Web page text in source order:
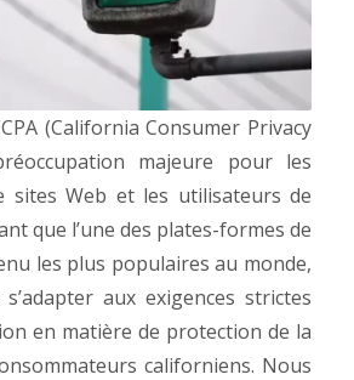
(California Consumer Privacy
majeure pour les
sites Web et les utilisateurs de
que l’une des plates-formes de
les plus populaires au monde,
aux exigences strictes
en matière de protection de la
californiens. Nous